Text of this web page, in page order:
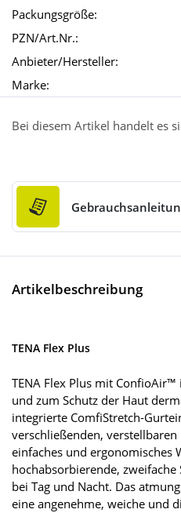
Packungsgröße:
PZN/Art.Nr.:
Anbieter/Hersteller:
Marke:
Bei diesem Artikel handelt es
Artikelbeschreibung
TENA Flex Plus
TENA Flex Plus mit
und zum Schutz der Haut
integrierte ComfiStretch-
verschließenden,
einfaches und ergonomisches
hochabsorbierende,
bei Tag und Nacht. Das
eine angenehme, weiche und